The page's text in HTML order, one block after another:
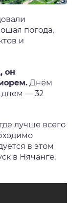
погода,
и
он
Днём
днем — 32
лучше всего
в этом
в Нячанге,